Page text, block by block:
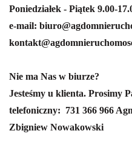
Poniedziałek - Piątek 9.00-
e-mail:
Nie ma Nas w biurze?
Jesteśmy u klienta. Prosimy
telefoniczny: 731 366 966
Zbigniew Nowakowski